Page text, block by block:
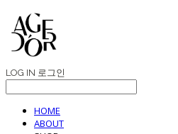
LOG IN 로그인
HOME
ABOUT